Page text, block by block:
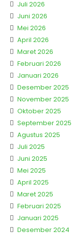
Juli 2026
Juni 2026
Mei 2026
April 2026
Maret 2026
Februari 2026
Januari 2026
Desember 2025
November 2025
Oktober 2025
September 2025
Agustus 2025
Juli 2025
Juni 2025
Mei 2025
April 2025
Maret 2025
Februari 2025
Januari 2025
Desember 2024